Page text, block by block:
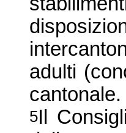
adulti
cantonale.
5Il